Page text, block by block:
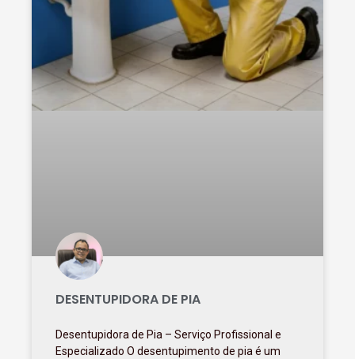
DESENTUPIDORA DE PIA
Desentupidora de Pia – Serviço Profissional e
Especializado O desentupimento de pia é um